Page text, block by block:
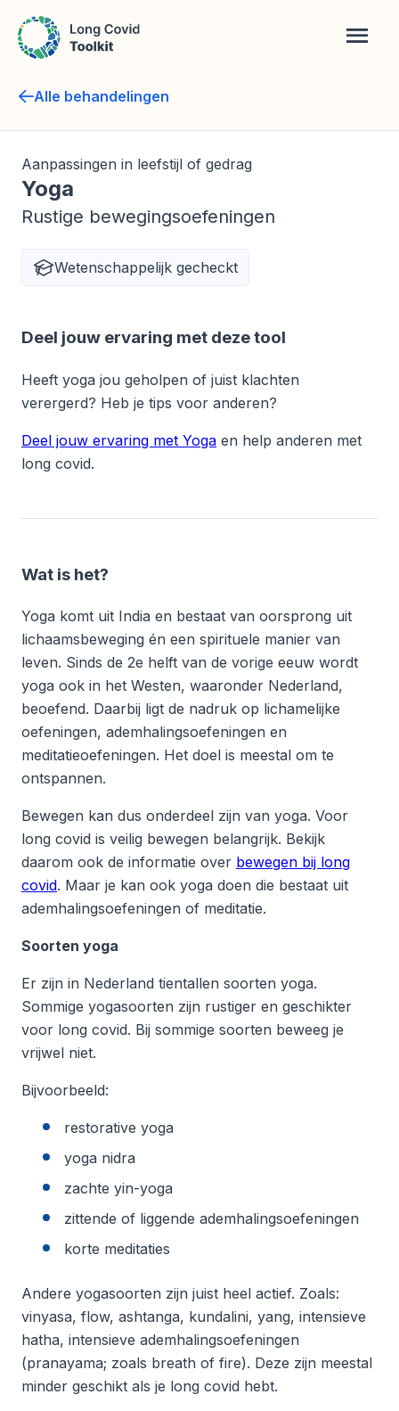
Overslaan
naar
inhoud
gaan
Alle behandelingen
Yoga
Rustige bewegingsoefeningen
Behandeling
type
Aanpassingen in leefstijl of gedrag
Behandeling
Wetenschappelijk gecheckt
informatie
Deel jouw ervaring met deze tool
Heeft yoga jou geholpen of juist klachten
verergerd? Heb je tips voor anderen?
Deel jouw ervaring met Yoga en help anderen met
long covid.
Wat is het?
Yoga komt uit India en bestaat van oorsprong uit
lichaamsbeweging én een spirituele manier van
leven. Sinds de 2e helft van de vorige eeuw wordt
yoga ook in het Westen, waaronder Nederland,
beoefend. Daarbij ligt de nadruk op lichamelijke
oefeningen, ademhalingsoefeningen en
meditatieoefeningen. Het doel is meestal om te
ontspannen.
Bewegen kan dus onderdeel zijn van yoga. Voor
long covid is veilig bewegen belangrijk. Bekijk
daarom ook de informatie over bewegen bij long
covid. Maar je kan ook yoga doen die bestaat uit
ademhalingsoefeningen of meditatie.
Soorten yoga
Er zijn in Nederland tientallen soorten yoga.
Sommige yogasoorten zijn rustiger en geschikter
voor long covid. Bij sommige soorten beweeg je
vrijwel niet.
Bijvoorbeeld:
restorative yoga
yoga nidra
zachte yin-yoga
zittende of liggende ademhalingsoefeningen
korte meditaties
Andere yogasoorten zijn juist heel actief. Zoals:
vinyasa, flow, ashtanga, kundalini, yang, intensieve
hatha, intensieve ademhalingsoefeningen
(pranayama; zoals breath of fire). Deze zijn meestal
minder geschikt als je long covid hebt.